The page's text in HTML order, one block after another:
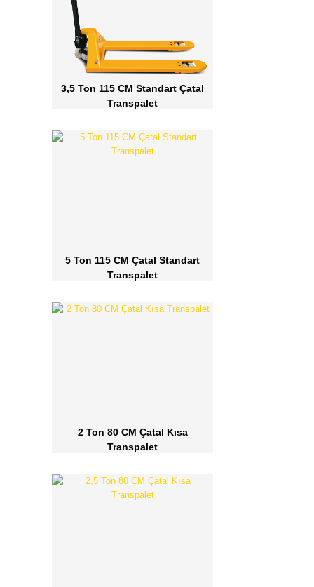
3,5 Ton 115 CM Standart Çatal
Transpalet
5 Ton 115 CM Çatal Standart
Transpalet
2 Ton 80 CM Çatal Kısa
Transpalet